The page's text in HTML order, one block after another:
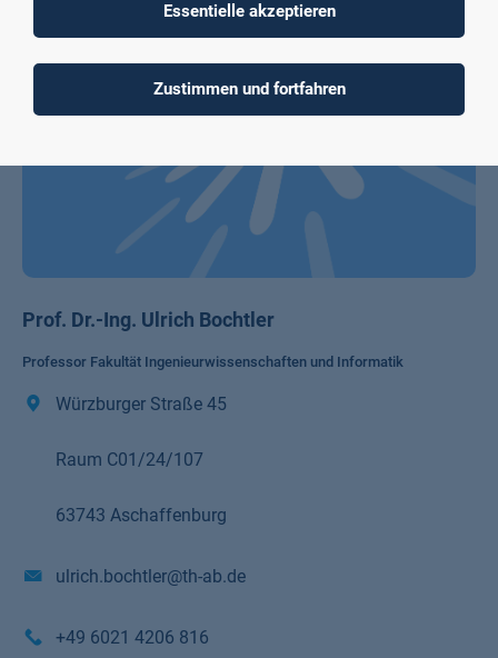
Prof. Dr.-Ing. Ulrich Bochtler
Professor Fakultät Ingenieurwissenschaften und Informatik
Würzburger Straße 45
Raum C01/24/107
63743 Aschaffenburg
ulrich.bochtler@th-ab.de
+49 6021 4206 816
Essentielle akzeptieren
Zustimmen und fortfahren